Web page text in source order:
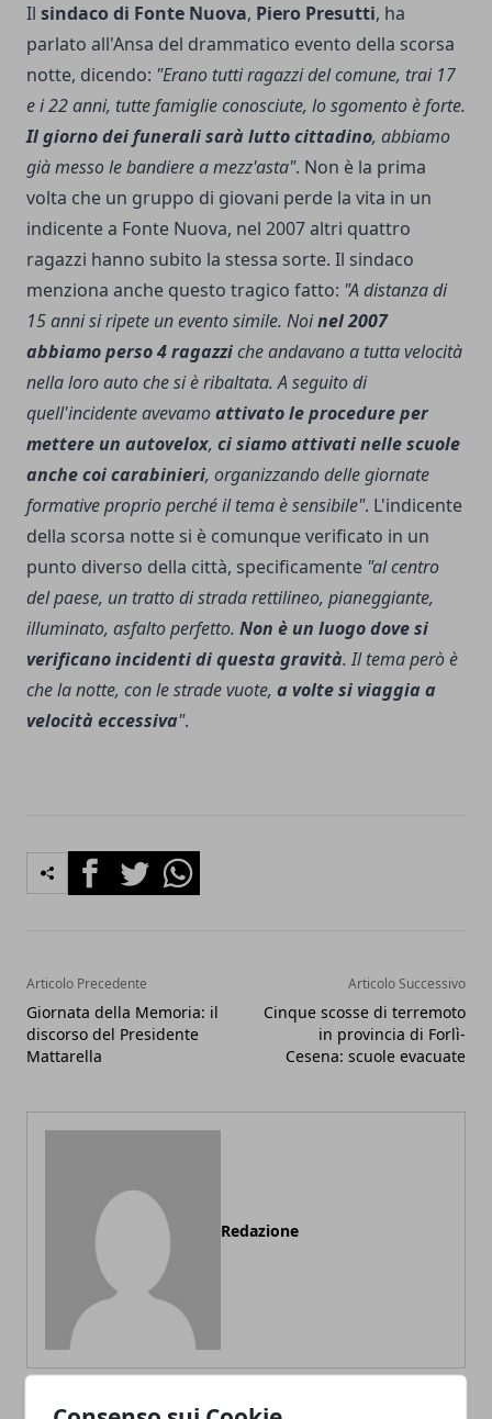
Il sindaco di Fonte Nuova, Piero Presutti, ha
parlato all'Ansa del drammatico evento della scorsa
notte, dicendo: "Erano tutti ragazzi del comune, trai 17
e i 22 anni, tutte famiglie conosciute, lo sgomento è forte.
Il giorno dei funerali sarà lutto cittadino, abbiamo
già messo le bandiere a mezz'asta". Non è la prima
volta che un gruppo di giovani perde la vita in un
indicente a Fonte Nuova, nel 2007 altri quattro
ragazzi hanno subito la stessa sorte. Il sindaco
menziona anche questo tragico fatto: "A distanza di
15 anni si ripete un evento simile. Noinel 2007
abbiamo perso 4 ragazziche andavano a tutta velocità
nella loro auto che si è ribaltata. A seguito di
quell'incidente avevamoattivato le procedure per
mettere un autovelox, ci siamo attivati nelle scuole
anche coi carabinieri, organizzando delle giornate
formative proprio perché il tema è sensibile". L'indicente
della scorsa notte si è comunque verificato in un
punto diverso della città, specificamente "al centro
del paese, un tratto di strada rettilineo, pianeggiante,
illuminato, asfalto perfetto. Non è un luogo dove si
verificano incidenti di questa gravità. Il tema però è
che la notte, con le strade vuote, a volte si viaggia a
velocità eccessiva".
FacebookTwitterWhatsapp
Articolo Precedente
Giornata della Memoria: il
discorso del Presidente
Mattarella
Articolo Successivo
Cinque scosse di terremoto
in provincia di Forlì-
Cesena: scuole evacuate
Redazione